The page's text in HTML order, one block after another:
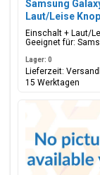
Samsung
Laut/Leise
Einschalt + Laut/
Geeignet für:
Lager: 0
Lieferzeit:
15 Werktagen